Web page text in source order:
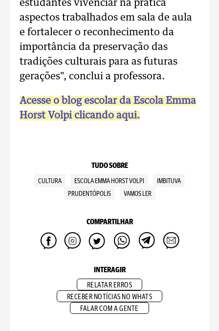
estudantes vivenciar na prática
aspectos trabalhados em sala de aula
e fortalecer o reconhecimento da
importância da preservação das
tradições culturais para as futuras
gerações", conclui a professora.
Acesse o blog escolar da Escola Emma
Horst Volpi clicando aqui.
TUDO SOBRE
CULTURA ESCOLA EMMA HORST VOLPI
IMBITUVA
PRUDENTÓPOLIS
VAMOS LER
COMPARTILHAR
INTERAGIR
RELATAR ERROS
RECEBER NOTÍCIAS NO WHATS
FALAR COM A GENTE